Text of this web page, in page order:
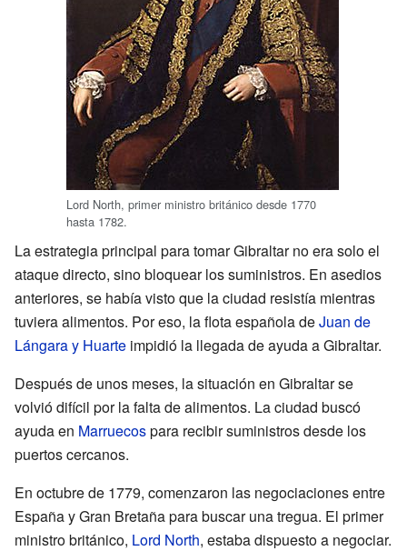
Lord North, primer ministro británico desde 1770
hasta 1782.
La estrategia principal para tomar Gibraltar no era solo el
ataque directo, sino bloquear los suministros. En asedios
anteriores, se había visto que la ciudad resistía mientras
tuviera alimentos. Por eso, la flota española deJuan de
Lángara y Huarte impidió la llegada de ayuda a Gibraltar.
Después de unos meses, la situación en Gibraltar se
volvió difícil por la falta de alimentos. La ciudad buscó
ayuda en Marruecospara recibir suministros desde los
puertos cercanos.
En octubre de 1779, comenzaron las negociaciones entre
España y Gran Bretaña para buscar una tregua. El primer
ministro británico, Lord North, estaba dispuesto a negociar.